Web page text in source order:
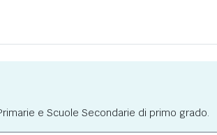
e Scuole Secondarie di primo grado.